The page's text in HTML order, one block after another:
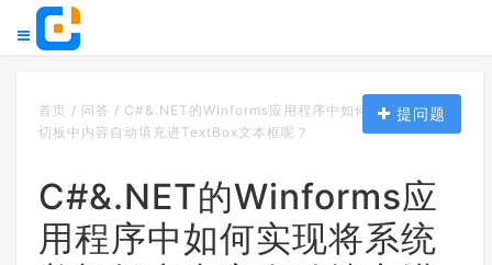
提问题
首页 / 问答 / C#&.NET的Winforms应用程序中如何实现将系统剪
切板中内容自动填充进TextBox文本框呢？
C#&.NET的Winforms应
用程序中如何实现将系统